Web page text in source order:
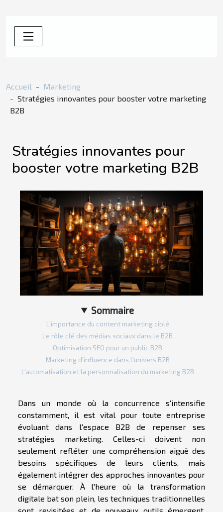
Accueil
Marketing
Stratégies innovantes pour booster votre marketing
B2B
Stratégies innovantes pour
booster votre marketing B2B
Sommaire
L'importance du content marketing ciblé
Le rôle clé des médias sociaux dans le B2B
Optimisation SEO pour un public B2B
Marketing d'influence dans l'univers B2B
L'automatisation et la personnalisation du marketing B2B
Dans un monde où la concurrence s'intensifie
constamment, il est vital pour toute entreprise
évoluant dans l'espace B2B de repenser ses
stratégies marketing. Celles-ci doivent non
seulement refléter une compréhension aiguë des
besoins spécifiques de leurs clients, mais
également intégrer des approches innovantes pour
se démarquer. À l'heure où la transformation
digitale bat son plein, les techniques traditionnelles
sont revisitées et de nouveaux outils émergent,